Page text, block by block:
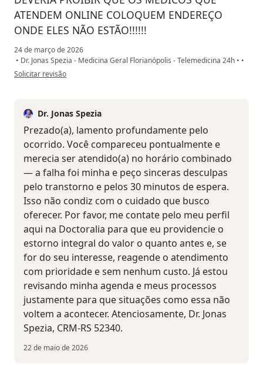
ATENDEM ONLINE COLOQUEM ENDEREÇO
ONDE ELES NÃO ESTÃO!!!!!!
24 de março de 2026
• Dr. Jonas Spezia - Medicina Geral Florianópolis - Telemedicina 24h • •
na opinião do utilizador Elian Matte
Solicitar revisão
Dr. Jonas Spezia
Prezado(a), lamento profundamente pelo
ocorrido. Você compareceu pontualmente e
merecia ser atendido(a) no horário combinado
— a falha foi minha e peço sinceras desculpas
pelo transtorno e pelos 30 minutos de espera.
Isso não condiz com o cuidado que busco
oferecer. Por favor, me contate pelo meu perfil
aqui na Doctoralia para que eu providencie o
estorno integral do valor o quanto antes e, se
for do seu interesse, reagende o atendimento
com prioridade e sem nenhum custo. Já estou
revisando minha agenda e meus processos
justamente para que situações como essa não
voltem a acontecer. Atenciosamente, Dr. Jonas
Spezia, CRM-RS 52340.
22 de maio de 2026